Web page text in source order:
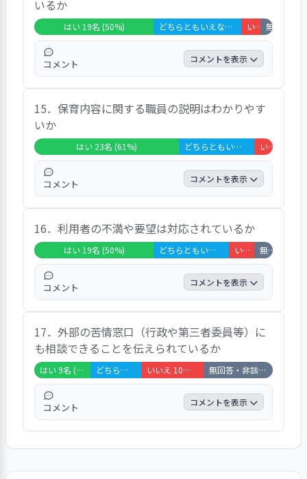
までひどい言葉を言い合う子もいる」「狭い
島なので聞くことがある。加害者側にも伝え
てほしい」と、記されていた。
目には、「園が主体」「きちんとした名前で
呼んでくれる」「生活発表会の前にお休みが
続いて参加させてもらえず、当日は自宅で過
ごしてた。子どもの人権を無視している。上
手くできなくても子どもが参加できるように
努めてほしい」「お世話になっている先生
は、送迎の時の子どもへの言葉掛けだけ見て
も、とても心を配ってくださっている」「担
任の先生はすごく寄り添ってくれます」と、
記されていた。
いるか
はい 19名 (50%) どちらともいえない 14名 (37%) いいえ 3名 (8%)
コメント コメントを表示
「はい」が５０％、「どちらとも言えない」
が３７％、「いいえ」が８％、「非該当」が
５％だった。設問項目には、「玄関先でな
く、人目のつかない場所で話してほしい」
「園に意見をした時、「誰が」ということが
役場にまで知られ、安心して述べられない」
「知りたくもない他者の個人情報を聞くこと
があったので不安」「ノートが入ったかばん
を間違えて違う子が持って帰った際、相手側
には何も報告がなかった」「シラミが流行っ
ている時に、「誰が」が分かってしまった」
「島でのプライバシー保護は難しそう。守っ
てくれると願う」と、知るされていた。
15．保育内容に関する職員の説明はわかりやす
いか
はい 23名 (61%) どちらともいえない 12名 (32%) いいえ 3名 (8%)
コメント コメントを表示
「はい」が６１％、「どちらとも言えない」
が３２％、「いいえ」が８％だった。設問項
目には、「全体へのホワイトボードのみで、
子どもが友達とどんなやりとりをしたのか、
全くわからない。特に担任の方が見送りでな
いと全くわかりません」「連絡帳にはハンコ
のみのため、保育内容や我が子の様子はわか
らない。１日の活動のボードもバス利用のた
め見られないのが残念」と、記されていた。
16．利用者の不満や要望は対応されているか
はい 19名 (50%) どちらともいえない 12名 (32%) いいえ 4名 (11%) 無回答・非該当 3名 (8%)
コメント コメントを表示
「はい」が５０％、「どちらとも言えない」
が３２％、「いいえ」が１１％、「非該当」
が８％だった。設問項目には、「島ルールみ
たいなところがある。一般的には平気だけ
ど、この島だからダメみたいなものはあって
も仕方ないと思うが、もう少し詳しく説明し
てくれると助かります」「自分たちの主張の
みで、意見を聞き入れてくれない」「聞いて
くれるが、対応はしてくれなかった」「先生
17．外部の苦情窓口（行政や第三者委員等）に
も相談できることを伝えられているか
はい 9名 (24%) どちらともいえない 8名 (21%) いいえ 10名 (26%) 無回答・非該当 11名 (29%)
コメント コメントを表示
「はい」が２４％、「どちらとも言えない」
が２１％、「いいえ」が２６％、「非該当」
が２９％だった。設問項目には、「隠しま